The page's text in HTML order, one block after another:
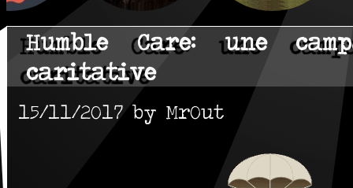
Humble Care: une
caritative
15/11/2017 by MrOut